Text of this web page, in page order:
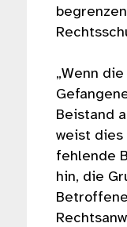
„Wenn
Beistand
weist dies
fehlende
hin, die